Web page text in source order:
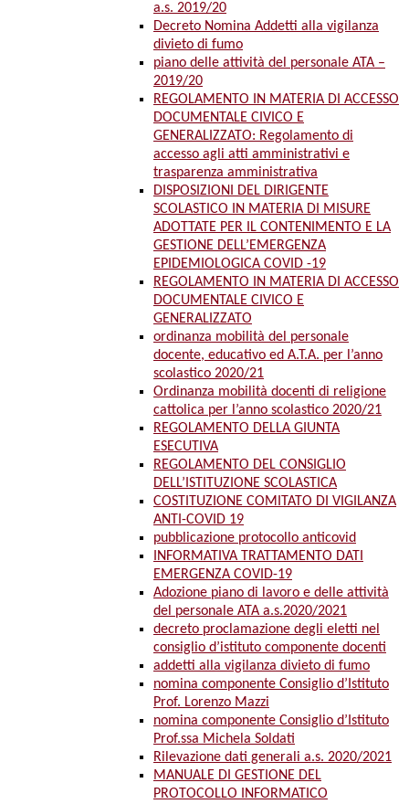
a.s. 2019/20
Decreto Nomina Addetti alla vigilanza
divieto di fumo
piano delle attività del personale ATA –
2019/20
REGOLAMENTO IN MATERIA DI ACCESSO
DOCUMENTALE CIVICO E
GENERALIZZATO: Regolamento di
accesso agli atti amministrativi e
trasparenza amministrativa
DISPOSIZIONI DEL DIRIGENTE
SCOLASTICO IN MATERIA DI MISURE
ADOTTATE PER IL CONTENIMENTO E LA
GESTIONE DELL’EMERGENZA
EPIDEMIOLOGICA COVID -19
REGOLAMENTO IN MATERIA DI ACCESSO
DOCUMENTALE CIVICO E
GENERALIZZATO
ordinanza mobilità del personale
docente, educativo ed A.T.A. per l’anno
scolastico 2020/21
Ordinanza mobilità docenti di religione
cattolica per l’anno scolastico 2020/21
REGOLAMENTO DELLA GIUNTA
ESECUTIVA
REGOLAMENTO DEL CONSIGLIO
DELL’ISTITUZIONE SCOLASTICA
COSTITUZIONE COMITATO DI VIGILANZA
ANTI-COVID 19
pubblicazione protocollo anticovid
INFORMATIVA TRATTAMENTO DATI
EMERGENZA COVID-19
Adozione piano di lavoro e delle attività
del personale ATA a.s.2020/2021
decreto proclamazione degli eletti nel
consiglio d’istituto componente docenti
addetti alla vigilanza divieto di fumo
nomina componente Consiglio d’Istituto
Prof. Lorenzo Mazzi
nomina componente Consiglio d’Istituto
Prof.ssa Michela Soldati
Rilevazione dati generali a.s. 2020/2021
MANUALE DI GESTIONE DEL
PROTOCOLLO INFORMATICO